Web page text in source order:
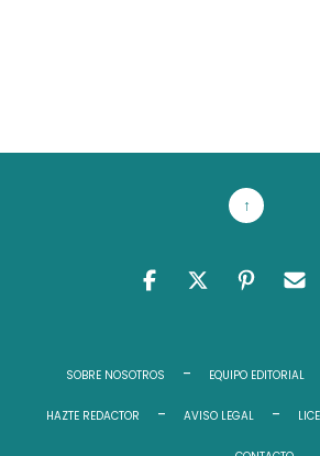
↑
SOBRE NOSOTROS EQUIPO EDITORIAL
HAZTE REDACTOR AVISO LEGAL